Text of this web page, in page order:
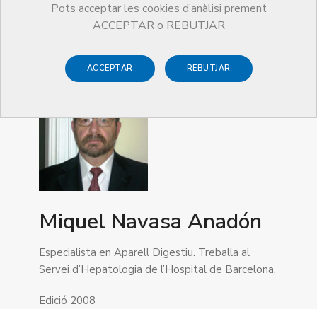
Pots acceptar les cookies d’anàlisi prement
ACCEPTAR o REBUTJAR
ACCEPTAR REBUTJAR
Guardonat Edició 2008
Miquel Navasa Anadón
Especialista en Aparell Digestiu. Treballa al
Servei d’Hepatologia de l’Hospital de Barcelona.
Edició 2008